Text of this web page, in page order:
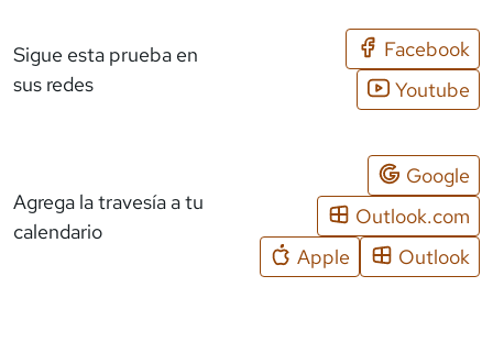
Sigue esta prueba en
sus redes
Facebook
Youtube
Agrega la travesía a tu
calendario
Google
Outlook.com
Apple
Outlook